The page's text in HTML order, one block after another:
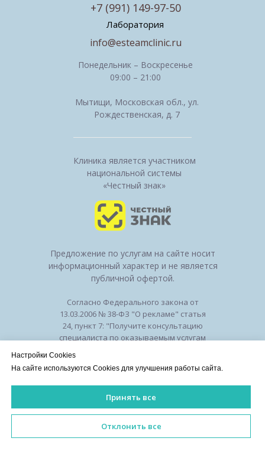
Клиника является участником
национальной системы
«Честный знак»
Понедельник – Воскресенье
09:00 – 21:00
Мытищи, Московская обл., ул.
Рождественская, д. 7
Лаборатория
info@esteamclinic.ru
+7 (991) 149-97-50
Предложение по услугам на сайте носит
информационный характер и не является
публичной офертой.
Согласно Федерального закона от
13.03.2006 № 38-ФЗ "О рекламе" статья
24, пункт 7: "Получите консультацию
специалиста по оказываемым услугам
медицинской деятельности № ЛО-50-01-
010294 от 27.11.2018
©2026 Клиника красоты и здоровья
Оборудование
конфиденциальности
ИМЕЮТСЯ ПРОТИВОПОКАЗАНИЯ. НЕОБХОДИМА
Настройки Cookies
На сайте используются Cookies для улучшения работы сайта.
Принять все
Отклонить все